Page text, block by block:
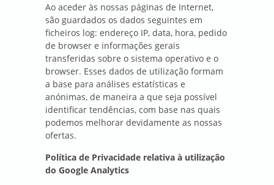
Ao aceder às nossas páginas de Internet,
são guardados os dados seguintes em
ficheiros log: endereço IP, data, hora, pedido
de browser e informações gerais
transferidas sobre o sistema operativo e o
browser. Esses dados de utilização formam
a base para análises estatísticas e
anónimas, de maneira a que seja possível
identificar tendências, com base nas quais
podemos melhorar devidamente as nossas
ofertas.
Política de Privacidade relativa à utilização
do Google Analytics